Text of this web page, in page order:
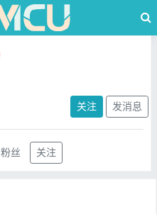
关注 发消息
粉丝 关注